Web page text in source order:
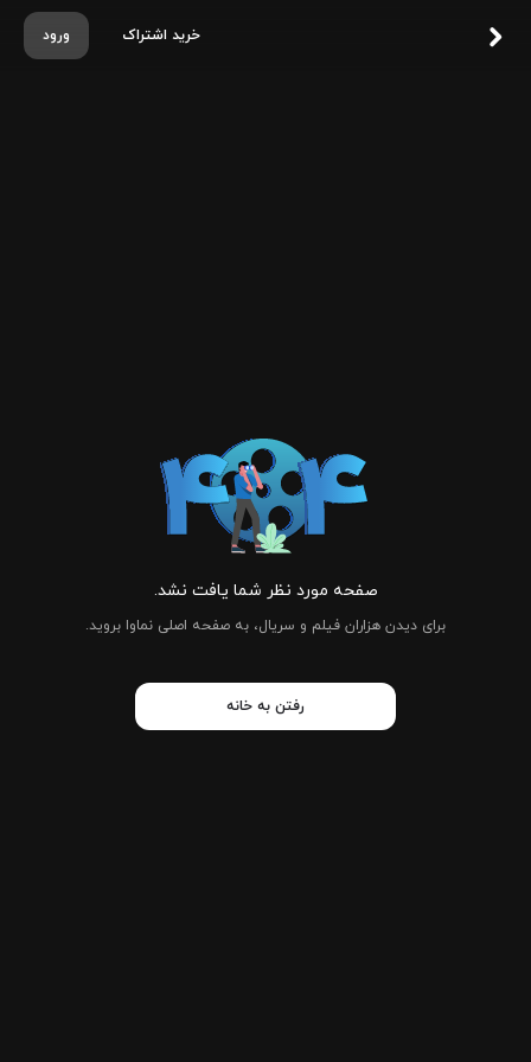
ورود خرید اشتراک
صفحه مورد نظر شما یافت نشد.
برای دیدن هزاران فیلم و سریال، به صفحه اصلی نماوا بروید.
رفتن به خانه